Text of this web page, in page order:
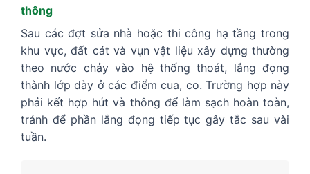
thông
Sau các đợt sửa nhà hoặc thi công hạ tầng trong
khu vực, đất cát và vụn vật liệu xây dựng thường
theo nước chảy vào hệ thống thoát, lắng đọng
thành lớp dày ở các điểm cua, co. Trường hợp này
phải kết hợp hút và thông để làm sạch hoàn toàn,
tránh để phần lắng đọng tiếp tục gây tắc sau vài
tuần.